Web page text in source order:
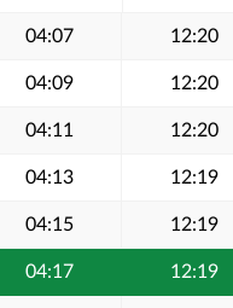
04:07 12:20
04:09 12:20
04:11 12:20
04:13 12:19
04:15 12:19
04:17 12:19